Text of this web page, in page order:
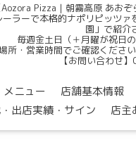
Aozora Pizza｜朝霧高原 あお
ラーで本格的ナポリピッツ
園」で紹介
毎週金土日（＋月曜が祝日
所・営業時間でご確認くださ
【お問い合わせ
メニュー 店舗基本情報
出店実績・サイン
店主